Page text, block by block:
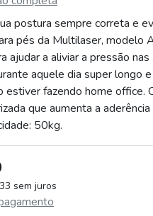
postura sempre correta e
pés da Multilaser, modelo
ajudar a aliviar a pressão
aquele dia super longo
estiver fazendo home office.
que aumenta a
50kg.
sem juros